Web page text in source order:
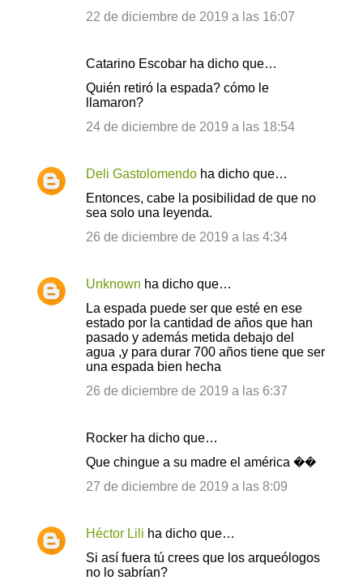
22 de diciembre de 2019 a las 16:07
Catarino Escobar ha dicho que…
Quién retiró la espada? cómo le
llamaron?
24 de diciembre de 2019 a las 18:54
Deli Gastolomendo ha dicho que…
Entonces, cabe la posibilidad de que no
sea solo una leyenda.
26 de diciembre de 2019 a las 4:34
Unknown ha dicho que…
La espada puede ser que esté en ese
estado por la cantidad de años que han
pasado y además metida debajo del
agua ,y para durar 700 años tiene que ser
una espada bien hecha
26 de diciembre de 2019 a las 6:37
Rocker ha dicho que…
Que chingue a su madre el américa ��
27 de diciembre de 2019 a las 8:09
Héctor Lili ha dicho que…
Si así fuera tú crees que los arqueólogos
no lo sabrían?